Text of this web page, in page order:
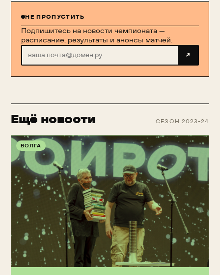
НЕ ПРОПУСТИТЬ
Подпишитесь на новости чемпионата —
расписание, результаты и анонсы матчей.
↗
Ещё новости СЕЗОН 2023-24
ВОЛГА